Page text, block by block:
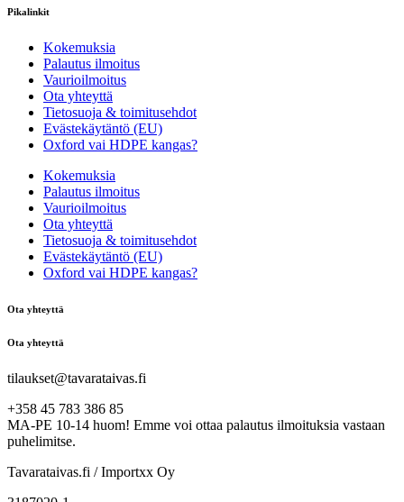
Pikalinkit
Kokemuksia
Palautus ilmoitus
Vaurioilmoitus
Ota yhteyttä
Tietosuoja & toimitusehdot
Evästekäytäntö (EU)
Oxford vai HDPE kangas?
Kokemuksia
Palautus ilmoitus
Vaurioilmoitus
Ota yhteyttä
Tietosuoja & toimitusehdot
Evästekäytäntö (EU)
Oxford vai HDPE kangas?
Ota yhteyttä
Ota yhteyttä
tilaukset@tavarataivas.fi
+358 45 783 386 85
MA-PE 10-14 huom! Emme voi ottaa palautus ilmoituksia vastaan
puhelimitse.
Tavarataivas.fi / Importxx Oy